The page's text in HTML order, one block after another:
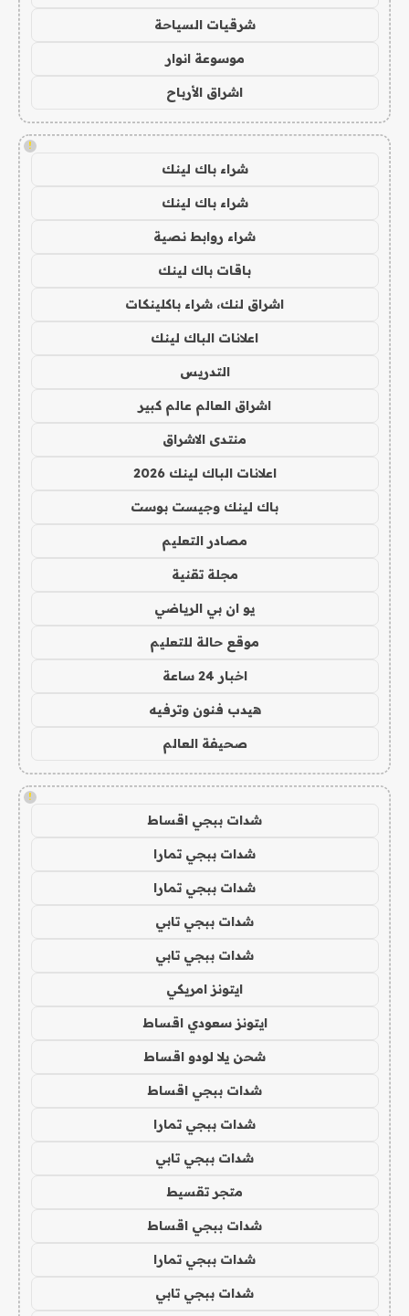
شرقيات السياحة
موسوعة انوار
اشراق الأرباح
!
شراء باك لينك
شراء باك لينك
شراء روابط نصية
باقات باك لينك
اشراق لنك، شراء باكلينكات
اعلانات الباك لينك
التدريس
اشراق العالم عالم كبير
منتدى الاشراق
اعلانات الباك لينك 2026
باك لينك وجيست بوست
مصادر التعليم
مجلة تقنية
يو ان بي الرياضي
موقع حالة للتعليم
اخبار 24 ساعة
هيدب فنون وترفيه
صحيفة العالم
!
شدات ببجي اقساط
شدات ببجي تمارا
شدات ببجي تمارا
شدات ببجي تابي
شدات ببجي تابي
ايتونز امريكي
ايتونز سعودي اقساط
شحن يلا لودو اقساط
شدات ببجي اقساط
شدات ببجي تمارا
شدات ببجي تابي
متجر تقسيط
شدات ببجي اقساط
شدات ببجي تمارا
شدات ببجي تابي